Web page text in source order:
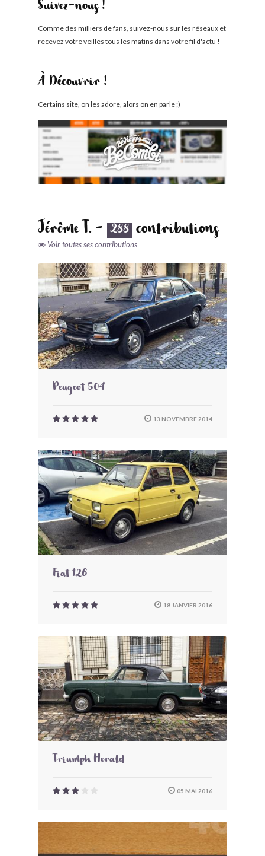
Suivez-nous !
Comme des milliers de fans, suivez-nous sur les réseaux et
recevez votre veilles tous les matins dans votre fil d'actu !
À Découvrir !
Certains site, on les adore, alors on en parle ;)
Jérôme T. - 288 contributions
Voir toutes ses contributions
Peugeot 504
13 NOVEMBRE 2014
Fiat 126
18 JANVIER 2016
Triumph Herald
05 MAI 2016